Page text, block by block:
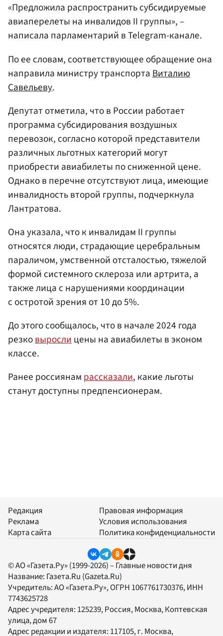
«Предложила распространить субсидируемые
авиаперелеты на инвалидов II группы», –
написала парламентарий в Telegram-канале.
По ее словам, соответствующее обращение она
направила министру транспорта Виталию
Савельеву.
Депутат отметила, что в России работает
программа субсидирования воздушных
перевозок, согласно которой представители
различных льготных категорий могут
приобрести авиабилеты по сниженной цене.
Однако в перечне отсутствуют лица, имеющие
инвалидность второй группы, подчеркнула
Лантратова.
Она указала, что к инвалидам II группы
относятся люди, страдающие церебральным
параличом, умственной отсталостью, тяжелой
формой системного склероза или артрита, а
также лица с нарушениями координации
с остротой зрения от 10 до 5%.
До этого сообщалось, что в начале 2024 года
резковырослицены на авиабилеты в эконом
классе.
Ранее россиянам рассказали, какие льготы
станут доступны предпенсионерам.
Редакция
Реклама
Карта сайта
Правовая информация
Условия использования
Политика конфиденциальности
© АО «Газета.Ру» (1999-2026) – Главные новости дня
Название: Газета.Ru (Gazeta.Ru)
Учредитель:АО «Газета.Ру», ОГРН 1067761730376, ИНН
7743625728
Адрес учредителя: 125239, Россия, Москва, Коптевская
улица, дом 67
Адрес редакции и издателя: 117105, г. Москва,